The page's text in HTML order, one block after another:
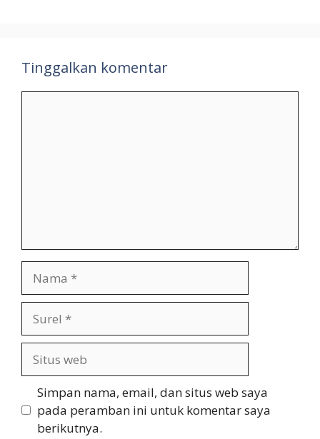
Tinggalkan komentar
web
Simpan nama, email, dan situs web saya
pada peramban ini untuk komentar saya
berikutnya.